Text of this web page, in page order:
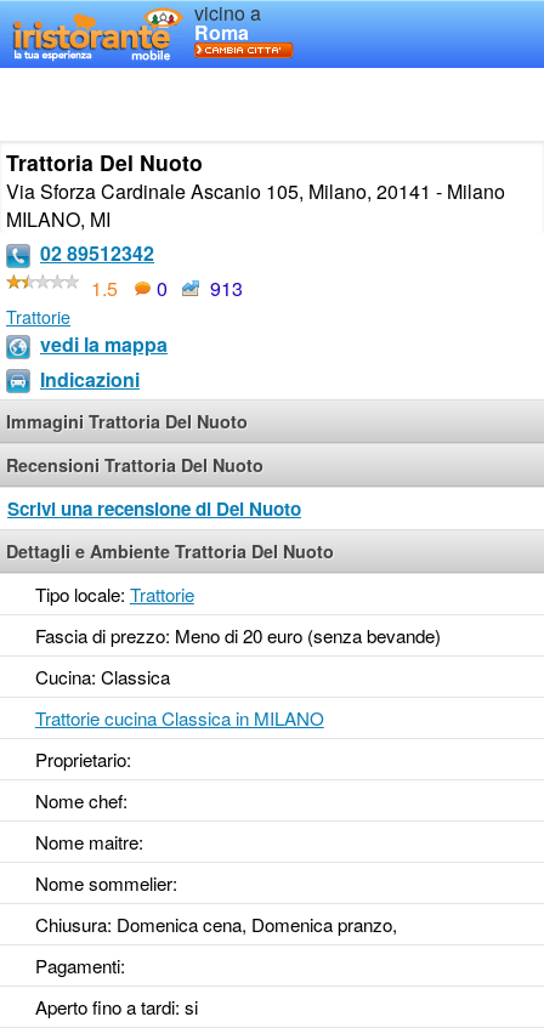
vicino a
Roma
Trattoria Del Nuoto
Via Sforza Cardinale Ascanio 105, Milano, 20141 - Milano
MILANO, MI
02 89512342
1.5
0 913
Trattorie
vedi la mappa
Indicazioni
Immagini Trattoria Del Nuoto
Recensioni Trattoria Del Nuoto
Scrivi una recensione di Del Nuoto
Dettagli e Ambiente Trattoria Del Nuoto
Tipo locale: Trattorie
Fascia di prezzo: Meno di 20 euro (senza bevande)
Cucina: Classica
Trattorie cucina Classica in MILANO
Proprietario:
Nome chef:
Nome maitre:
Nome sommelier:
Chiusura: Domenica cena, Domenica pranzo,
Pagamenti:
Aperto fino a tardi: si